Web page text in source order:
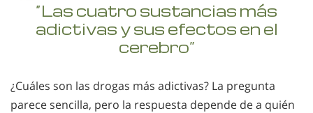
“Las cuatro sustancias más
adictivas y sus efectos en el
cerebro”
¿Cuáles son las drogas más adictivas? La pregunta
parece sencilla, pero la respuesta depende de a quién